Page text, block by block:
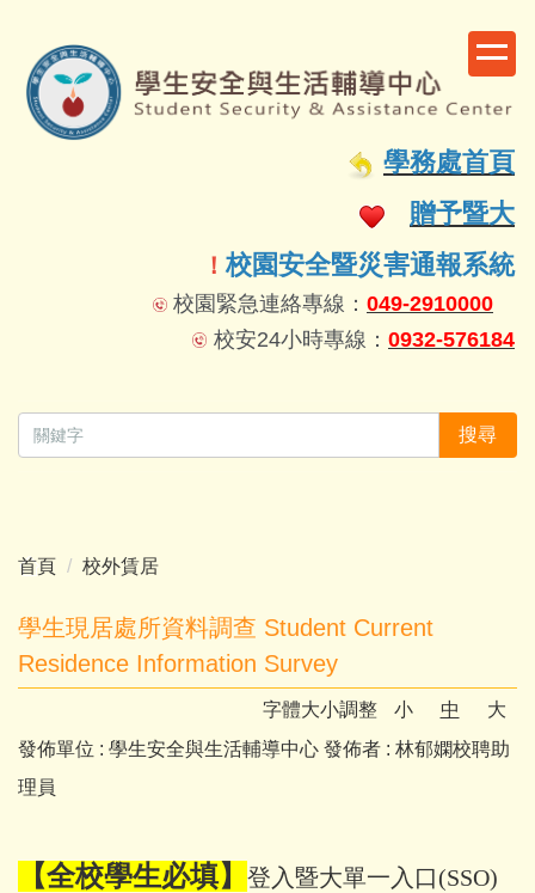
主
要
學務處首頁
贈予暨大
！校園安全暨災害通報系統
校園緊急連絡專線： 049-2910000
校安24小時專線： 0932-576184
搜尋
首頁 校外賃居
學生現居處所資料調查 Student Current
Residence Information Survey
字體大小調整 小 中
大
發佈單位 : 學生安全與生活輔導中心 發佈者 : 林郁嫻校聘助
理員
【全校學生必填】 登入暨大單一入口(SSO)